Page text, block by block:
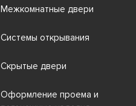
Межкомнатные двери
Системы открывания
Скрытые двери
Оформление проема и